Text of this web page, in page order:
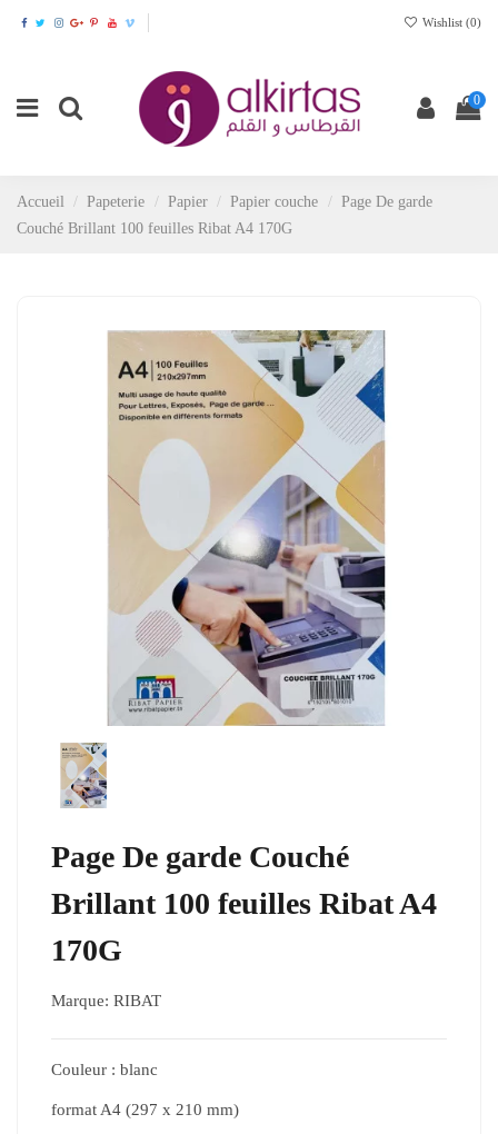
Wishlist (0)
0
Accueil Papeterie Papier Papier couche
Page De garde
Couché Brillant 100 feuilles Ribat A4 170G
Page De garde Couché
Brillant 100 feuilles Ribat A4
170G
Marque: RIBAT
Couleur : blanc
format A4 (297 x 210 mm)